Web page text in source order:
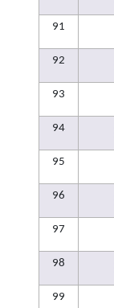
91
92
93
94
95
96
97
98
99